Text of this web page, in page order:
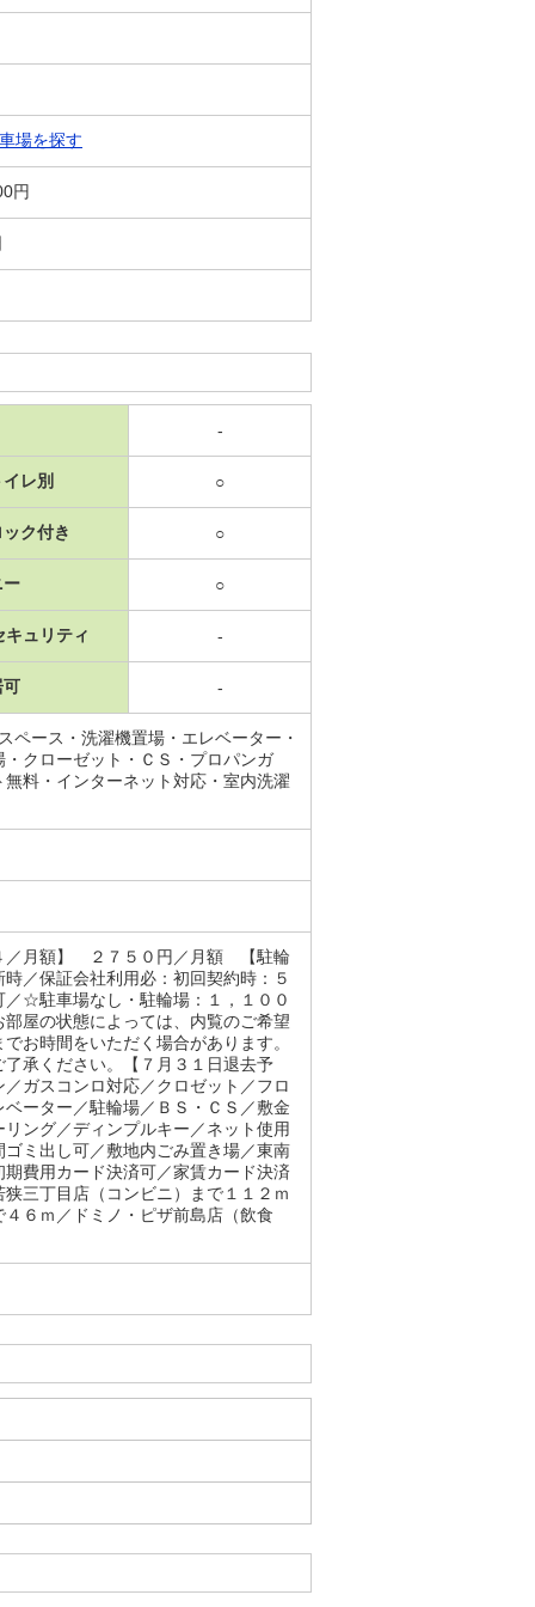
場を探す
円
-
レ別 ○
ク付き ○
ー ○
キュリティ -
可 -
ペース・洗濯機置場・エレベーター・
クローゼット・ＣＳ・プロパンガ
料・インターネット対応・室内洗濯
／月額】 ２７５０円／月額 【駐輪
保証会社利用必：初回契約時：５
／☆駐車場なし・駐輪場：１，１００
屋の状態によっては、内覧のご希望
お時間をいただく場合があります。
承ください。【７月３１日退去予
ガスコンロ対応／クロゼット／フロ
ーター／駐輪場／ＢＳ・ＣＳ／敷金
ング／ディンプルキー／ネット使用
ミ出し可／敷地内ごみ置き場／東南
費用カード決済可／家賃カード決済
三丁目店（コンビニ）まで１１２ｍ
６ｍ／ドミノ・ピザ前島店（飲食